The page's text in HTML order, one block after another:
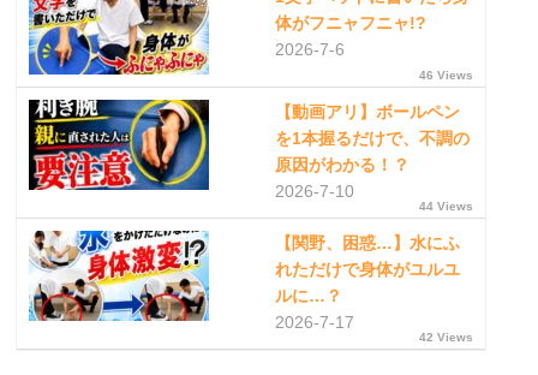
体がフニャフニャ!?
2026-7-6
46 Views
【動画アリ】ボールペン
を1本握るだけで、不調の
原因がわかる！？
2026-7-10
44 Views
【関野、困惑…】水にふ
れただけで身体がユルユ
ルに…？
2026-7-17
42 Views